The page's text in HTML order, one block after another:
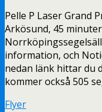
Pelle P Laser Grand
Arkösund, 45
information, och
nedan länk hittar du
kommer också 505
Flyer